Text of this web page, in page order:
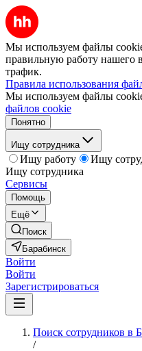
Мы используем файлы
правильную работу нашего
трафик.
Правила использования
Мы используем файлы
файлов cookie
Понятно
Ищу сотрудника
Ищу работу
Ищу
Ищу сотрудника
Сервисы
Помощь
Ещё
Поиск
Барабинск
Войти
Войти
Зарегистрироваться
Поиск сотрудников в
/